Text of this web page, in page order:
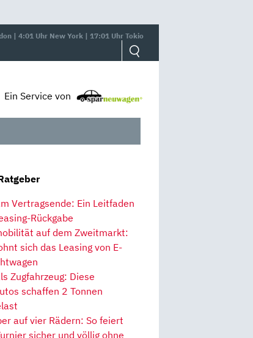
| 4:01 Uhr New York | 17:01 Uhr Tokio
Ein Service von
Vertragsende: Ein Leitfaden
Rückgabe
auf dem Zweitmarkt:
sich das Leasing von E-
Zugfahrzeug: Diese
schaffen 2 Tonnen
auf vier Rädern: So feiert
sicher und völlig ohne